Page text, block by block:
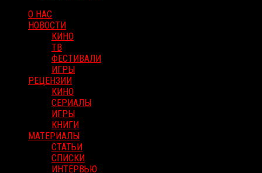
О НАС
НОВОСТИ
КИНО
ТВ
ФЕСТИВАЛИ
ИГРЫ
РЕЦЕНЗИИ
КИНО
СЕРИАЛЫ
ИГРЫ
КНИГИ
МАТЕРИАЛЫ
СТАТЬИ
СПИСКИ
ИНТЕРВЬЮ